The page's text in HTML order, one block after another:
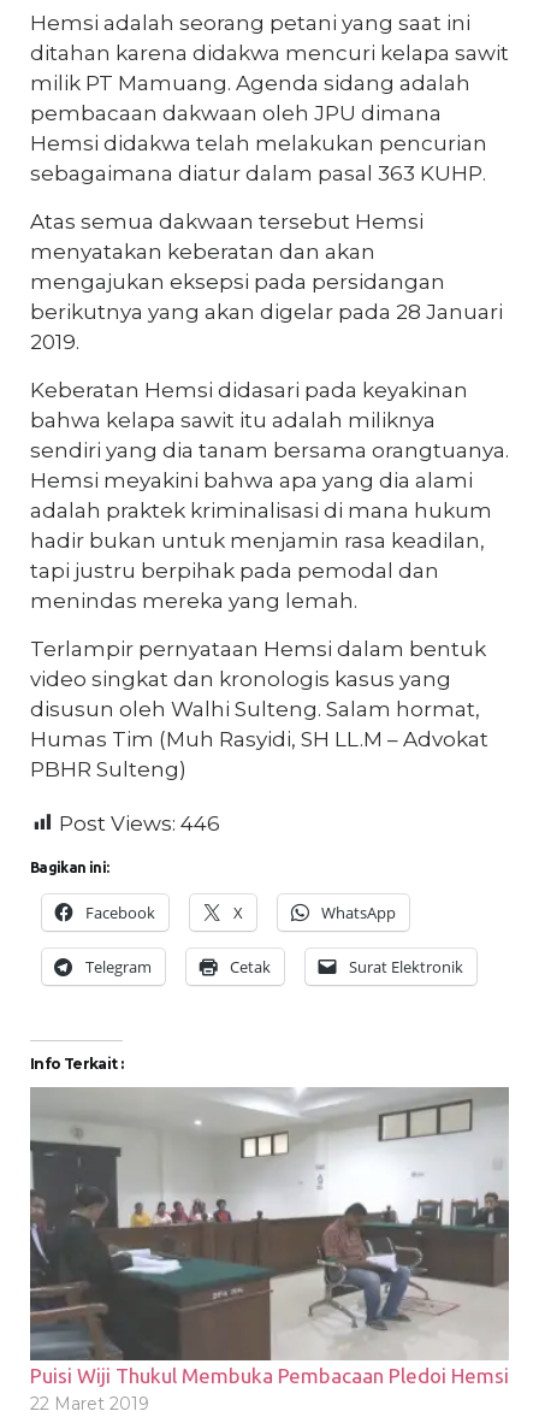
Hemsi adalah seorang petani yang saat ini
ditahan karena didakwa mencuri kelapa sawit
milik PT Mamuang. Agenda sidang adalah
pembacaan dakwaan oleh JPU dimana
Hemsi didakwa telah melakukan pencurian
sebagaimana diatur dalam pasal 363 KUHP.
Atas semua dakwaan tersebut Hemsi
menyatakan keberatan dan akan
mengajukan eksepsi pada persidangan
berikutnya yang akan digelar pada 28 Januari
2019.
Keberatan Hemsi didasari pada keyakinan
bahwa kelapa sawit itu adalah miliknya
sendiri yang dia tanam bersama orangtuanya.
Hemsi meyakini bahwa apa yang dia alami
adalah praktek kriminalisasi di mana hukum
hadir bukan untuk menjamin rasa keadilan,
tapi justru berpihak pada pemodal dan
menindas mereka yang lemah.
Terlampir pernyataan Hemsi dalam bentuk
video singkat dan kronologis kasus yang
disusun oleh Walhi Sulteng. Salam hormat,
Humas Tim (Muh Rasyidi, SH LL.M – Advokat
PBHR Sulteng)
Post Views: 446
Bagikan ini:
Facebook X WhatsApp
Telegram Cetak Surat Elektronik
Info Terkait :
Puisi Wiji Thukul Membuka Pembacaan Pledoi Hemsi
22 Maret 2019